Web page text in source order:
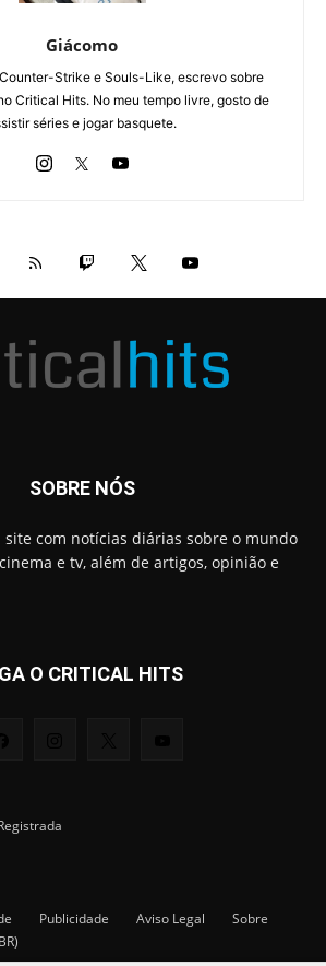
Giácomo
Strike e Souls-Like, escrevo sobre
Critical Hits. No meu tempo livre, gosto de
séries e jogar basquete.
SOBRE NÓS
com notícias diárias sobre o mundo
e tv, além de artigos, opinião e
O CRITICAL HITS
Publicidade Aviso Legal
Sobre